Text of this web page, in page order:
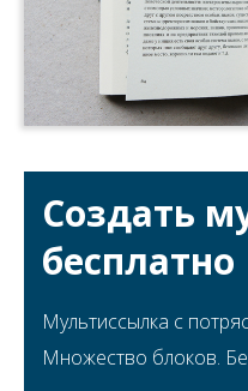
Создать
бесплатно
Мультиссылка с
Множество блоков.